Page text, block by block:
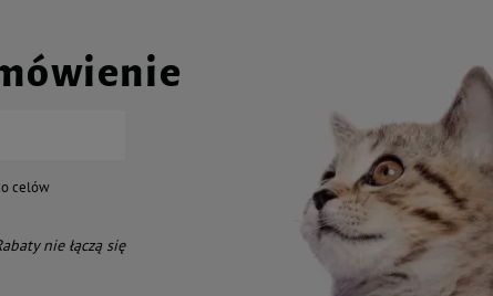
celów
nie łączą się